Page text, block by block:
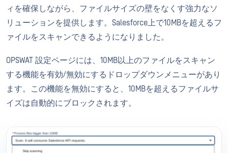
ィを確保しながら、ファイルサイズの壁をなくす強力なソ
リューションを提供します。Salesforce上で10MBを超えるフ
ァイルをスキャンできるようになりました。
OPSWAT 設定ページには、10MB以上のファイルをスキャン
する機能を有効/無効にするドロップダウンメニューがあり
ます。この機能を無効にすると、10MBを超えるファイルサ
イズは自動的にブロックされます。